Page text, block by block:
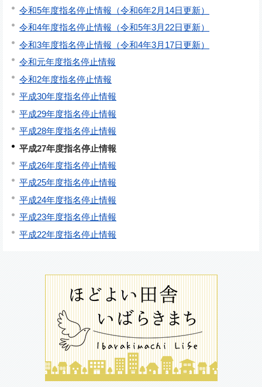
令和5年度指名停止情報（令和6年2月14日更新）
令和4年度指名停止情報（令和5年3月22日更新）
令和3年度指名停止情報（令和4年3月17日更新）
令和元年度指名停止情報
令和2年度指名停止情報
平成30年度指名停止情報
平成29年度指名停止情報
平成28年度指名停止情報
平成27年度指名停止情報
平成26年度指名停止情報
平成25年度指名停止情報
平成24年度指名停止情報
平成23年度指名停止情報
平成22年度指名停止情報